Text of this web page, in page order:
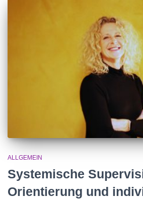
ALLGEMEIN
Systemische
Orientierung und